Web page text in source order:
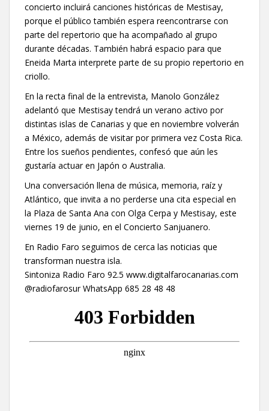
concierto incluirá canciones históricas de Mestisay,
porque el público también espera reencontrarse con
parte del repertorio que ha acompañado al grupo
durante décadas. También habrá espacio para que
Eneida Marta interprete parte de su propio repertorio en
criollo.
En la recta final de la entrevista, Manolo González
adelantó que Mestisay tendrá un verano activo por
distintas islas de Canarias y que en noviembre volverán
a México, además de visitar por primera vez Costa Rica.
Entre los sueños pendientes, confesó que aún les
gustaría actuar en Japón o Australia.
Una conversación llena de música, memoria, raíz y
Atlántico, que invita a no perderse una cita especial en
la Plaza de Santa Ana con Olga Cerpa y Mestisay, este
viernes 19 de junio, en el Concierto Sanjuanero.
En Radio Faro seguimos de cerca las noticias que
transforman nuestra isla.
Sintoniza Radio Faro 92.5 www.digitalfarocanarias.com
@radiofarosur WhatsApp 685 28 48 48